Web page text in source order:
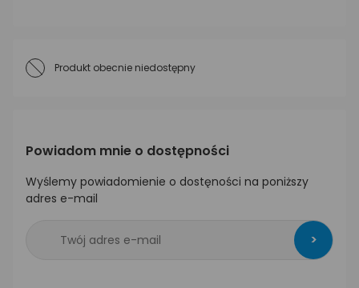
Produkt obecnie niedostępny
Powiadom mnie o dostępności
Wyślemy powiadomienie o dostęności na poniższy
adres e-mail
>